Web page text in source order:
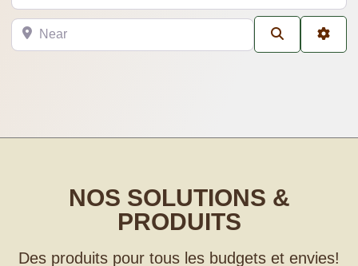
Near Search
NOS SOLUTIONS &
PRODUITS
Des produits pour tous les budgets et envies!